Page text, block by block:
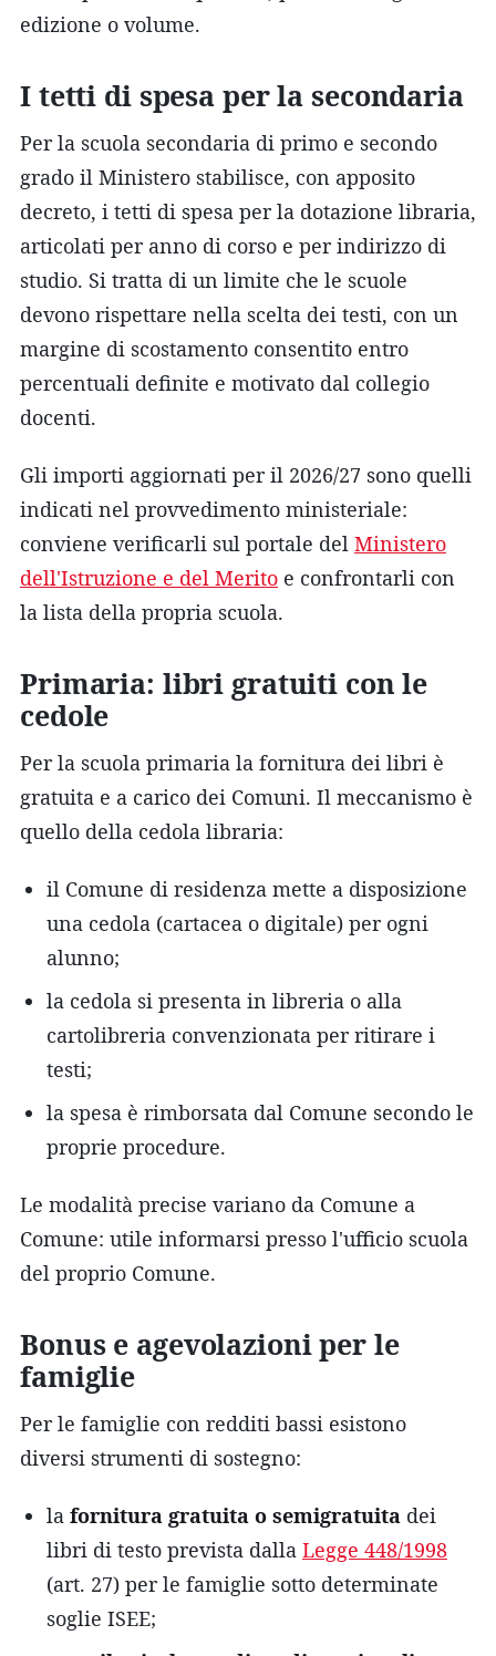
edizione o volume.
I tetti di spesa per la secondaria
Per la scuola secondaria di primo e secondo
grado il Ministero stabilisce, con apposito
decreto, i tetti di spesa per la dotazione libraria,
articolati per anno di corso e per indirizzo di
studio. Si tratta di un limite che le scuole
devono rispettare nella scelta dei testi, con un
margine di scostamento consentito entro
percentuali definite e motivato dal collegio
docenti.
Gli importi aggiornati per il 2026/27 sono quelli
indicati nel provvedimento ministeriale:
conviene verificarli sul portale del Ministero
dell'Istruzione e del Merito e confrontarli con
la lista della propria scuola.
Primaria: libri gratuiti con le
cedole
Per la scuola primaria la fornitura dei libri è
gratuita e a carico dei Comuni. Il meccanismo è
quello della cedola libraria:
il Comune di residenza mette a disposizione
una cedola (cartacea o digitale) per ogni
alunno;
la cedola si presenta in libreria o alla
cartolibreria convenzionata per ritirare i
testi;
la spesa è rimborsata dal Comune secondo le
proprie procedure.
Le modalità precise variano da Comune a
Comune: utile informarsi presso l'ufficio scuola
del proprio Comune.
Bonus e agevolazioni per le
famiglie
Per le famiglie con redditi bassi esistono
diversi strumenti di sostegno:
la fornitura gratuita o semigratuita dei
libri di testo prevista dalla Legge 448/1998
(art. 27) per le famiglie sotto determinate
soglie ISEE;